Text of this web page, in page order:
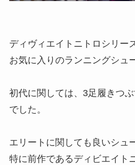
ディヴィエイトニトロシリー
お気に入りのランニングシュ
初代に関しては、3足履きつ
でした。
エリートに関しても良いシュ
特に前作であるディビエイト